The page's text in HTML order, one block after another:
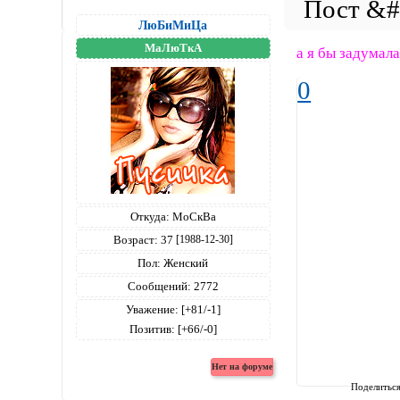
ЛюБиМиЦа
МаЛюТкА
Откуда: МоСкВа
Возраст: 37 [1988-12-30]
Пол: Женский
Сообщений: 2772
Уважение: [+81/-1]
Позитив: [+66/-0]
а я бы
0